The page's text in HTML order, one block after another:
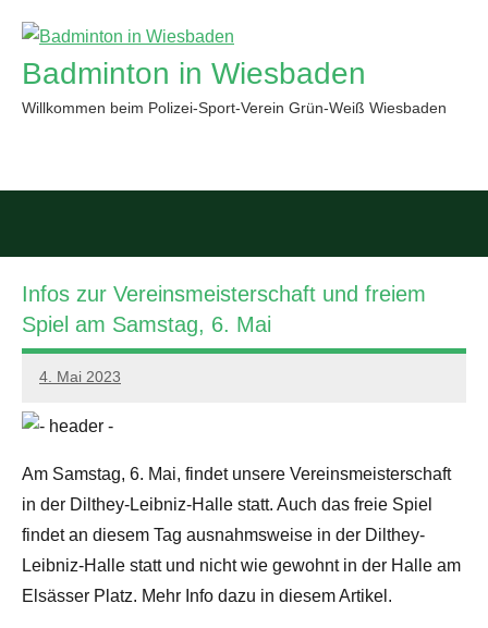
Inhalt
springen
Badminton in Wiesbaden
Willkommen beim Polizei-Sport-Verein Grün-Weiß Wiesbaden
Infos zur Vereinsmeisterschaft und freiem
Spiel am Samstag, 6. Mai
4. Mai 2023
PSV
GWW
Am Samstag, 6. Mai, findet unsere Vereinsmeisterschaft
in der Dilthey-Leibniz-Halle statt. Auch das freie Spiel
findet an diesem Tag ausnahmsweise in der Dilthey-
Leibniz-Halle statt und nicht wie gewohnt in der Halle am
Elsässer Platz. Mehr Info dazu in diesem Artikel.